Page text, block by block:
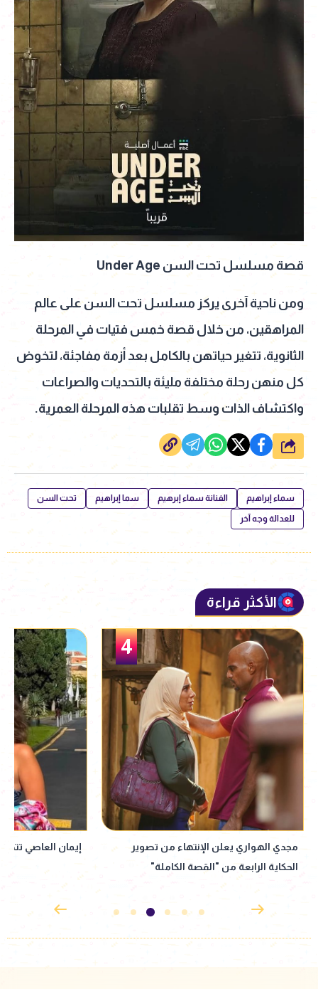
قصة مسلسل تحت السن Under Age
ومن ناحية آخرى يركز مسلسل تحت السن على عالم
المراهقين، من خلال قصة خمس فتيات في المرحلة
الثانوية، تتغير حياتهن بالكامل بعد أزمة مفاجئة، لتخوض
كل منهن رحلة مختلفة مليئة بالتحديات والصراعات
واكتشاف الذات وسط تقلبات هذه المرحلة العمرية.
شارك
سماء إبراهيم الفنانة سماء إبرهيم سما إبراهيم تحت السن
للعدالة وجه آخر
الأكثر قراءة
5
إيمان العاصي تتصدر التريند بإطلالة مميزة
ميرنا المهندس